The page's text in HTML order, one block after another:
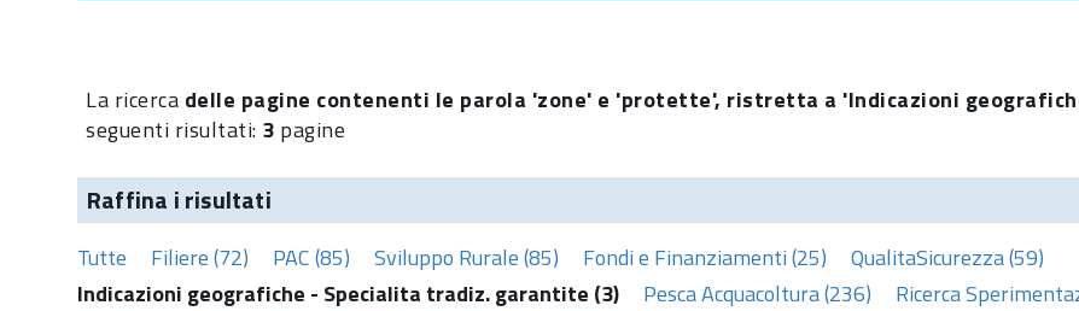
La ricerca delle pagine contenenti le parola 'zone' e 'protette', ristretta a 'Indicazioni
seguenti risultati: 3 pagine
Raffina i risultati
Tutte Filiere (72) PAC (85) Sviluppo Rurale (85) Fondi e Finanziamenti (25)
QualitaSicurezza (59)
Indicazioni geografiche - Specialita tradiz. garantite (3)
Pesca Acquacoltura (236) Ricerca